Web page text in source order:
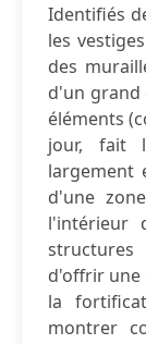
Identifiés
les
des
d'un grand
éléments
jour, fait
largement
d'une
l'intérieur
d'offrir une
la
montrer